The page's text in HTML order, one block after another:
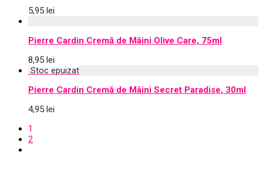
5,95 lei
Pierre Cardin Cremă de Mâini Olive Care, 75ml
8,95 lei
Pierre Cardin Cremă de Mâini Secret Paradise, 30ml
4,95 lei
1
2